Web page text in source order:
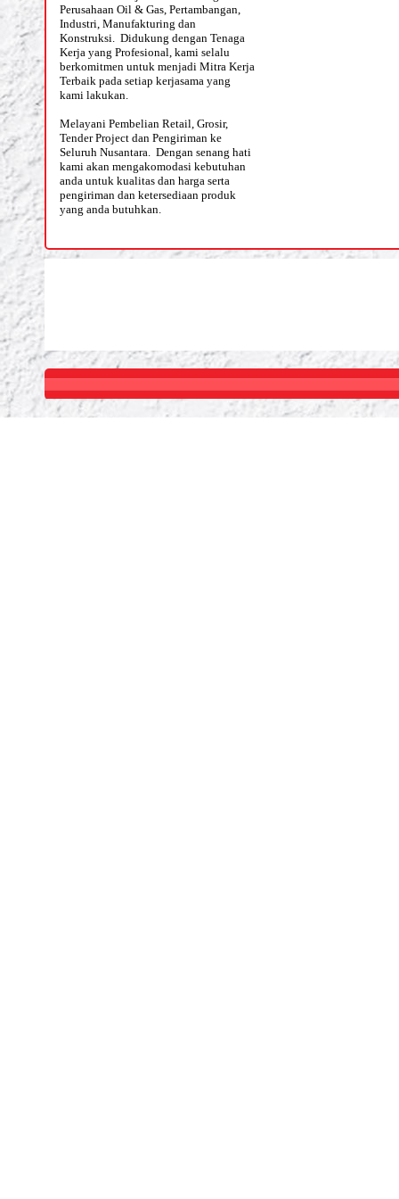
Perusahaan Oil & Gas, Pertambangan,
Industri, Manufakturing dan
Konstruksi. Didukung dengan Tenaga
Kerja yang Profesional, kami selalu
berkomitmen untuk menjadi Mitra Kerja
Terbaik pada setiap kerjasama yang
kami lakukan.
Melayani Pembelian Retail, Grosir,
Tender Project dan Pengiriman ke
Seluruh Nusantara. Dengan senang hati
kami akan mengakomodasi kebutuhan
anda untuk kualitas dan harga serta
pengiriman dan ketersediaan produk
yang anda butuhkan.